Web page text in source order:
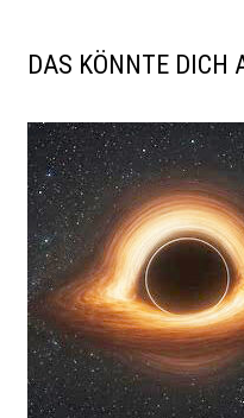
DAS KÖNNTE DICH